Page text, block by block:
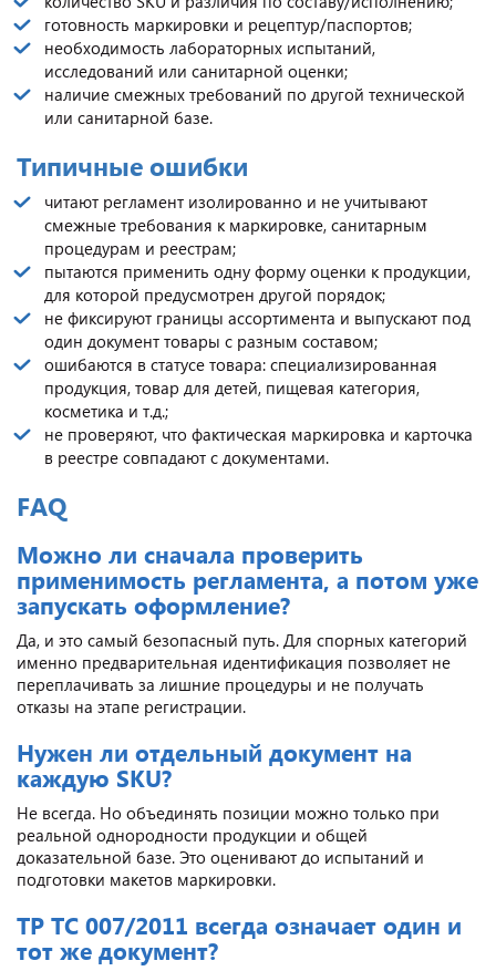
готовность маркировки и рецептур/паспортов;
необходимость лабораторных испытаний,
исследований или санитарной оценки;
наличие смежных требований по другой технической
или санитарной базе.
Типичные ошибки
читают регламент изолированно и не учитывают
смежные требования к маркировке, санитарным
процедурам и реестрам;
пытаются применить одну форму оценки к продукции,
для которой предусмотрен другой порядок;
не фиксируют границы ассортимента и выпускают под
один документ товары с разным составом;
ошибаются в статусе товара: специализированная
продукция, товар для детей, пищевая категория,
косметика и т.д.;
не проверяют, что фактическая маркировка и карточка
в реестре совпадают с документами.
FAQ
Можно ли сначала проверить
применимость регламента, а потом уже
запускать оформление?
Да, и это самый безопасный путь. Для спорных категорий
именно предварительная идентификация позволяет не
переплачивать за лишние процедуры и не получать
отказы на этапе регистрации.
Нужен ли отдельный документ на
каждую SKU?
Не всегда. Но объединять позиции можно только при
реальной однородности продукции и общей
доказательной базе. Это оценивают до испытаний и
подготовки макетов маркировки.
ТР ТС 007/2011 всегда означает один и
тот же документ?